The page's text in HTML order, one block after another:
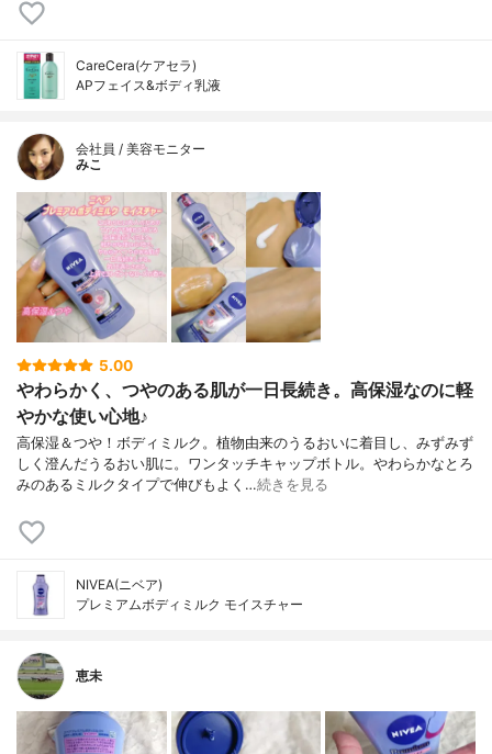
CareCera(ケアセラ)
APフェイス&ボディ乳液
会社員 / 美容モニター
みこ
5.00
やわらかく、つやのある肌が一日長続き。高保湿なのに軽
やかな使い心地♪
高保湿＆つや！ボディミルク。植物由来のうるおいに着目し、みずみず
しく澄んだうるおい肌に。ワンタッチキャップボトル。やわらかなとろ
みのあるミルクタイプで伸びもよく…続きを見る
NIVEA(ニベア)
プレミアムボディミルク モイスチャー
恵未